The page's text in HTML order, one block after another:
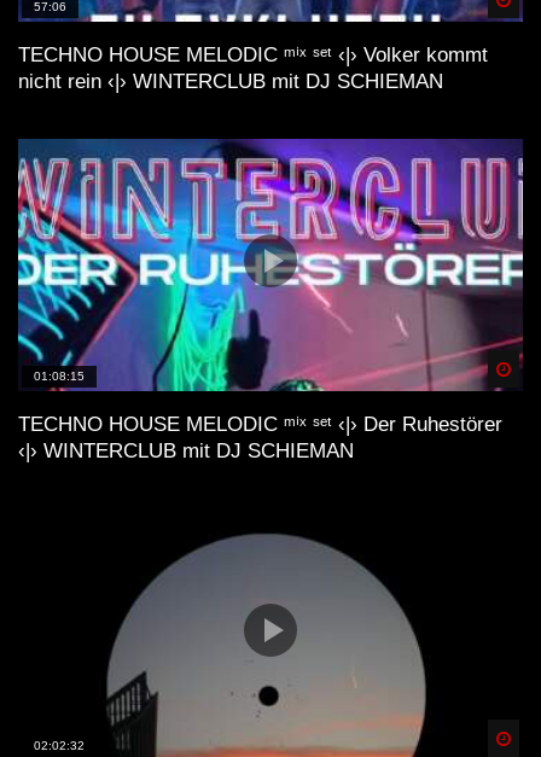
57:06
TECHNO HOUSE MELODIC ᵐⁱˣ ˢᵉᵗ ‹|› Volker kommt
nicht rein ‹|› WINTERCLUB mit DJ SCHIEMAN
01:08:15
TECHNO HOUSE MELODIC ᵐⁱˣ ˢᵉᵗ ‹|› Der Ruhestörer
‹|› WINTERCLUB mit DJ SCHIEMAN
02:02:32